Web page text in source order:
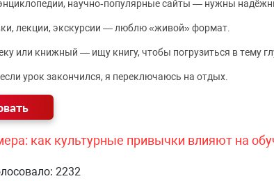
научно‑популярные сайты — нужны
лекции, экскурсии — люблю «живой» формат.
или книжный — ищу книгу, чтобы погрузиться в тему
урок закончился, я переключаюсь на отдых.
как культурные привычки влияют на
2232